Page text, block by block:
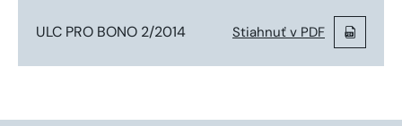
ULC PRO BONO 2/2014 Stiahnuť v PDF